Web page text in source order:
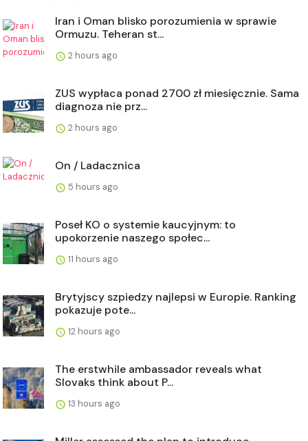
Iran i Oman blisko porozumienia w sprawie
Ormuzu. Teheran st...
2 hours ago
ZUS wypłaca ponad 2700 zł miesięcznie. Sama
diagnoza nie prz...
2 hours ago
On / Ladacznica
5 hours ago
Poseł KO o systemie kaucyjnym: to
upokorzenie naszego społec...
11 hours ago
Brytyjscy szpiedzy najlepsi w Europie. Ranking
pokazuje pote...
12 hours ago
The erstwhile ambassador reveals what
Slovaks think about P...
13 hours ago